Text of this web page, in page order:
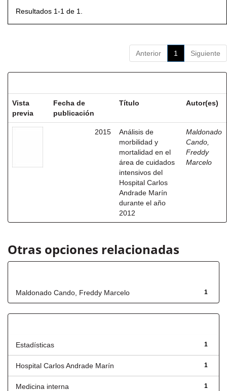
Resultados 1-1 de 1.
Anterior 1 Siguiente
Vista
previa
Fecha de
publicación
Título Autor(es)
2015
Análisis de
morbilidad y
mortalidad en el
área de cuidados
intensivos del
Hospital Carlos
Andrade Marín
durante el año
2012
Maldonado
Cando,
Freddy
Marcelo
Otras opciones relacionadas
1
Maldonado Cando, Freddy Marcelo
1
Estadísticas
1
Hospital Carlos Andrade Marín
1
Medicina interna